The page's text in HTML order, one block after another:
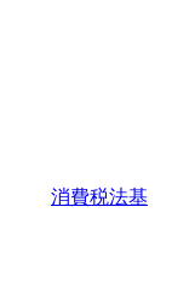
消費税法基